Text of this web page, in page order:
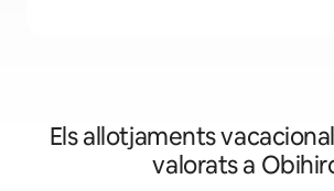
Els allotjaments
valorats a